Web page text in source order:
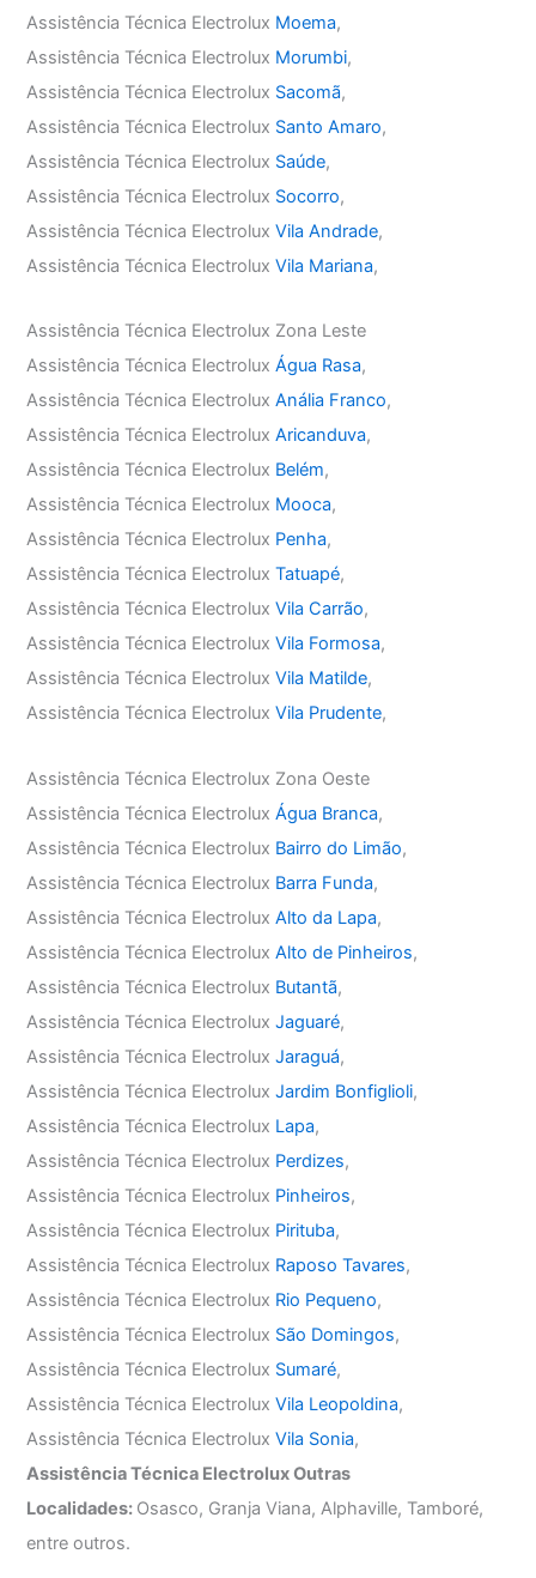
Assistência Técnica Electrolux Moema,
Assistência Técnica Electrolux Morumbi,
Assistência Técnica Electrolux Sacomã,
Assistência Técnica Electrolux Santo Amaro,
Assistência Técnica Electrolux Saúde,
Assistência Técnica Electrolux Socorro,
Assistência Técnica ElectroluxVila Andrade,
Assistência Técnica ElectroluxVila Mariana,
Assistência Técnica Electrolux Zona Leste
Assistência Técnica ElectroluxÁgua Rasa,
Assistência Técnica ElectroluxAnália Franco,
Assistência Técnica ElectroluxAricanduva,
Assistência Técnica Electrolux Belém,
Assistência Técnica Electrolux Mooca,
Assistência Técnica Electrolux Penha,
Assistência Técnica ElectroluxTatuapé,
Assistência Técnica ElectroluxVila Carrão,
Assistência Técnica ElectroluxVila Formosa,
Assistência Técnica ElectroluxVila Matilde,
Assistência Técnica ElectroluxVila Prudente,
Assistência Técnica Electrolux Zona Oeste
Assistência Técnica ElectroluxÁgua Branca,
Assistência Técnica Electrolux Bairro do Limão,
Assistência Técnica Electrolux Barra Funda,
Assistência Técnica ElectroluxAlto da Lapa,
Assistência Técnica ElectroluxAlto de Pinheiros,
Assistência Técnica Electrolux Butantã,
Assistência Técnica ElectroluxJaguaré,
Assistência Técnica ElectroluxJaraguá,
Assistência Técnica ElectroluxJardim Bonfiglioli,
Assistência Técnica Electrolux Lapa,
Assistência Técnica Electrolux Perdizes,
Assistência Técnica Electrolux Pinheiros,
Assistência Técnica Electrolux Pirituba,
Assistência Técnica Electrolux Raposo Tavares,
Assistência Técnica Electrolux Rio Pequeno,
Assistência Técnica Electrolux São Domingos,
Assistência Técnica Electrolux Sumaré,
Assistência Técnica ElectroluxVila Leopoldina,
Assistência Técnica ElectroluxVila Sonia,
Assistência Técnica Electrolux Outras
Localidades: Osasco, Granja Viana, Alphaville, Tamboré,
entre outros.